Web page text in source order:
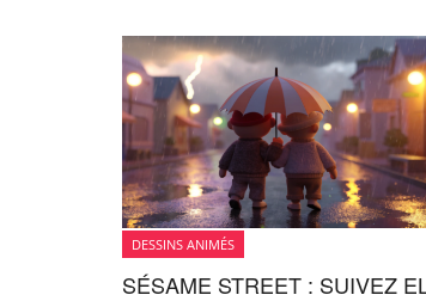
DESSINS ANIMÉS
SÉSAME STREET : SUIVEZ